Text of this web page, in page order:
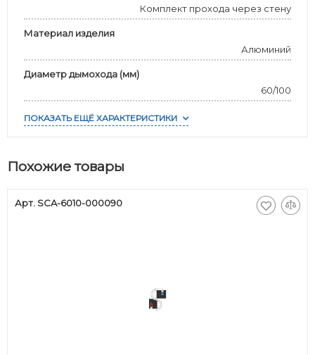
Комплект прохода через стену
Материал изделия
Алюминий
Диаметр дымохода (мм)
60/100
ПОКАЗАТЬ ЕЩЁ ХАРАКТЕРИСТИКИ
Похожие товары
Арт. SCA-6010-000090